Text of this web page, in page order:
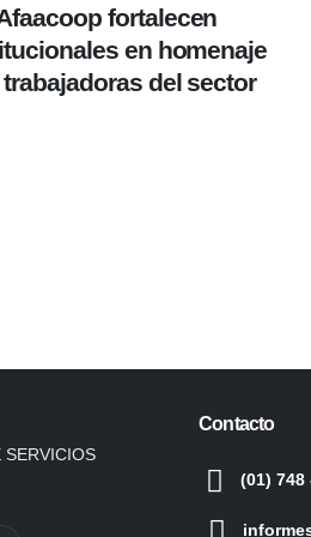
fortalecen
en homenaje
del sector
SERVICIOS
Contacto
(01) 748